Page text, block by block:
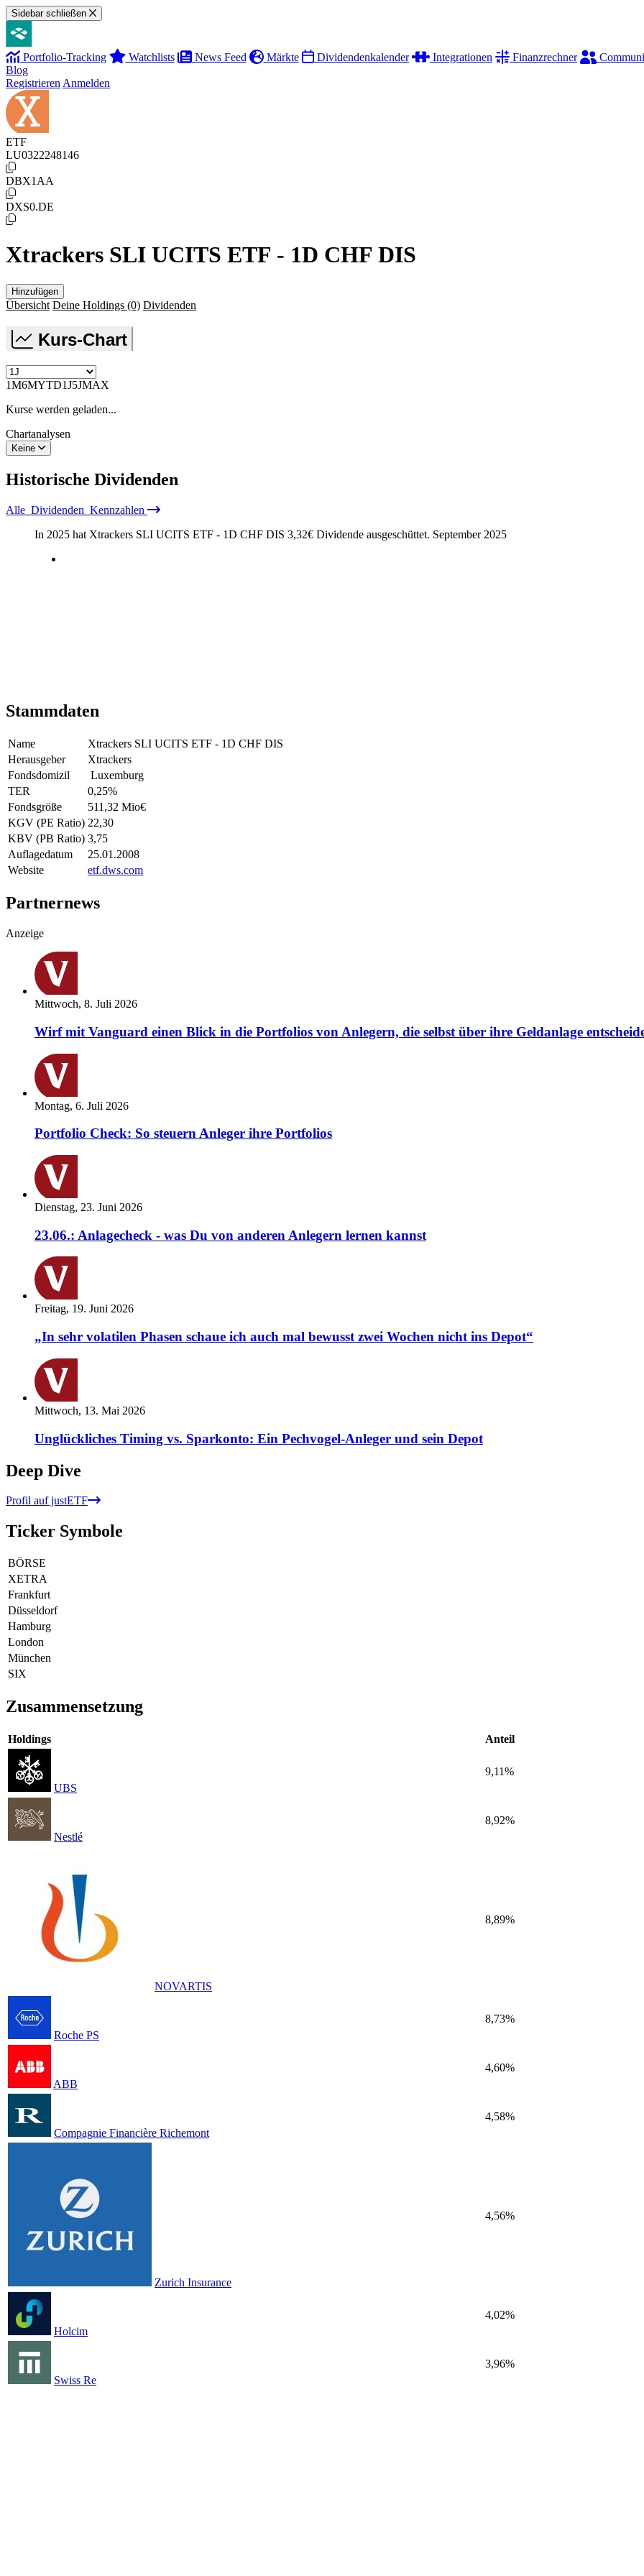
Sidebar schließen
Portfolio-Tracking Watchlists News Feed Märkte Dividendenkalender Integrationen Finanzrechner
Blog
Registrieren Anmelden
ETF
LU0322248146
DBX1AA
DXS0.DE
Xtrackers SLI UCITS ETF - 1D CHF DIS
Hinzufügen
Übersicht Deine Holdings (0) Dividenden
Kurs-Chart
1M6MYTD1J5JMAX
Kurse werden geladen...
Chartanalysen
Keine
Historische Dividenden
Alle Dividenden Kennzahlen
In 2025 hat Xtrackers SLI UCITS ETF - 1D CHF DIS 3,32€ Dividende ausgeschüttet. September 2025
Stammdaten
Name
Xtrackers SLI UCITS ETF - 1D CHF DIS
Herausgeber
Xtrackers
Fondsdomizil
Luxemburg
TER
0,25%
Fondsgröße
511,32 Mio€
KGV (PE Ratio) 22,30
KBV (PB Ratio) 3,75
Auflagedatum
25.01.2008
Website
etf.dws.com
Partnernews
Anzeige
Mittwoch, 8. Juli 2026
Wirf mit Vanguard einen Blick in die Portfolios von Anlegern, die selbst über ihre Geldanlage
Montag, 6. Juli 2026
Portfolio Check: So steuern Anleger ihre Portfolios
Dienstag, 23. Juni 2026
23.06.: Anlagecheck - was Du von anderen Anlegern lernen kannst
Freitag, 19. Juni 2026
„In sehr volatilen Phasen schaue ich auch mal bewusst zwei Wochen nicht ins Depot“
Mittwoch, 13. Mai 2026
Unglückliches Timing vs. Sparkonto: Ein Pechvogel-Anleger und sein Depot
Deep Dive
Profil auf justETF
Ticker Symbole
BÖRSE
XETRA
Frankfurt
Düsseldorf
Hamburg
London
München
SIX
Zusammensetzung
Holdings Anteil
UBS
9,11%
Nestlé
8,92%
NOVARTIS
8,89%
Roche PS
8,73%
ABB
4,60%
Compagnie Financière Richemont
4,58%
Zurich Insurance
4,56%
Holcim
4,02%
Swiss Re
3,96%